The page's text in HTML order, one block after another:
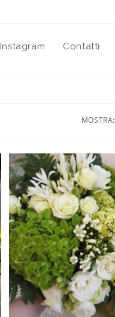
Instagram Contatti
MOSTRA: